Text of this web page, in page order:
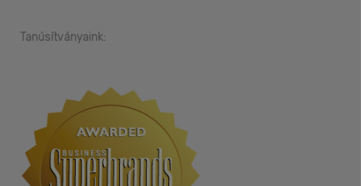
Tanúsítványaink: